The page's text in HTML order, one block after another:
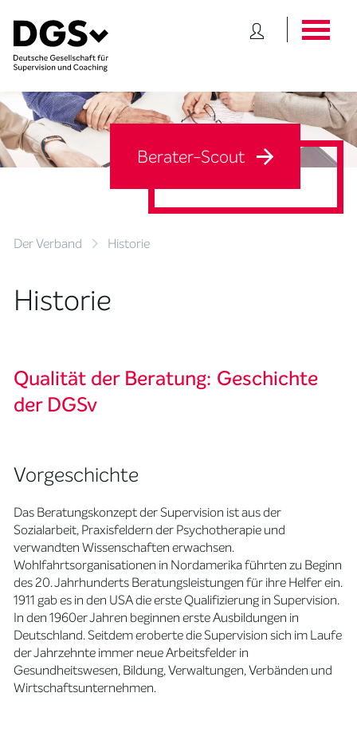
Der Verband Historie
Berater-Scout
Historie
Qualität der Beratung: Geschichte
der DGSv
Vorgeschichte
Das Beratungskonzept der Supervision ist aus der
Sozialarbeit, Praxisfeldern der Psychotherapie und
verwandten Wissenschaften erwachsen.
Wohlfahrtsorganisationen in Nordamerika führten zu Beginn
des 20. Jahrhunderts Beratungsleistungen für ihre Helfer ein.
1911 gab es in den USA die erste Qualifizierung in Supervision.
In den 1960er Jahren beginnen erste Ausbildungen in
Deutschland. Seitdem eroberte die Supervision sich im Laufe
der Jahrzehnte immer neue Arbeitsfelder in
Gesundheitswesen, Bildung, Verwaltungen, Verbänden und
Wirtschaftsunternehmen.